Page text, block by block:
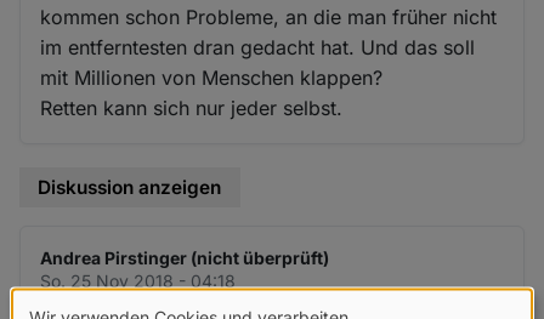
kommen schon Probleme, an die man früher nicht
im entferntesten dran gedacht hat. Und das soll
mit Millionen von Menschen klappen?
Retten kann sich nur jeder selbst.
Diskussion anzeigen
Andrea Pirstinger (nicht überprüft)
So. 25 Nov 2018 - 04:18